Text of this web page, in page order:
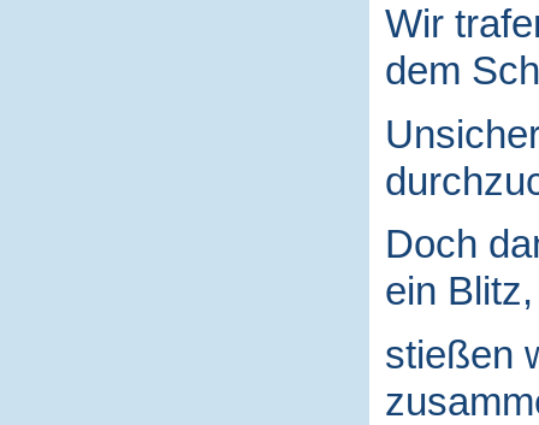
Wir
dem
Doch
ein Blitz,
stießen